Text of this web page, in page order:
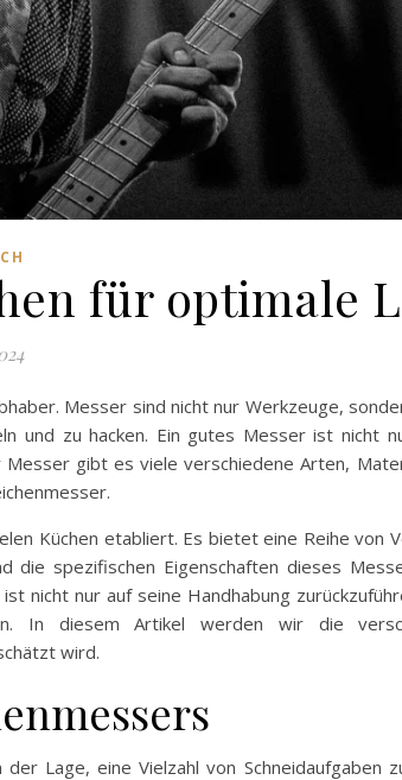
für optimale
Messer sind nicht nur Werkzeuge,
und zu hacken. Ein gutes Messer ist nicht
gibt es viele verschiedene Arten,
Küchen etabliert. Es bietet eine Reihe von
die spezifischen Eigenschaften dieses
nicht nur auf seine Handhabung
In diesem Artikel werden wir die
wird.
Lage, eine Vielzahl von Schneidaufgaben